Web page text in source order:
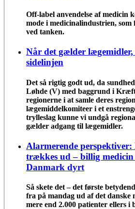
Off-label anvendelse af medicin
mode i medicinalindustrien,
ved tanken.
Når det gælder lægemidler,
sidelinjen
Det så rigtig godt ud, da
Løhde (V) med baggrund i
regionerne i at samle deres
lægemiddelkomiteer i et
trylleslag kunne vi undgå
gælder adgang til lægemidler.
Alarmerende
trækkes ud – billig medicin
Danmark dyrt
Så skete det – det første
fra på mandag ud af det danske
mere end 2.000 patienter ellers i